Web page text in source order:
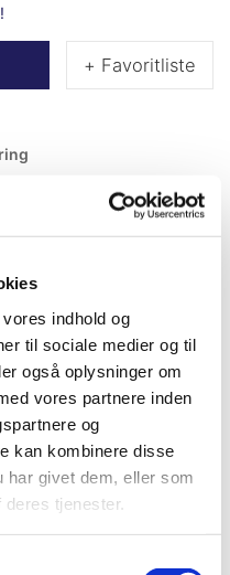
indhold og
til sociale medier og til
også oplysninger om
vores partnere inden
og
kan kombinere disse
har givet dem, eller som
tjenester.
+ Favoritliste
Optibelt ZR
Optibelt
36,00
0,04
322 L 050